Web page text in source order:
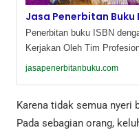
Jasa Penerbitan Buku
Penerbitan buku ISBN
Kerjakan Oleh Tim
jasapenerbitanbuku.com
Karena tidak semua nyeri
Pada sebagian orang,